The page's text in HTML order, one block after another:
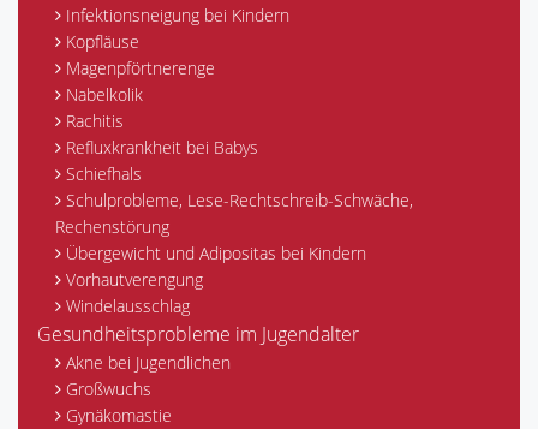
Infektionsneigung bei Kindern
Kopfläuse
Magenpförtnerenge
Nabelkolik
Rachitis
Refluxkrankheit bei Babys
Schiefhals
Schulprobleme, Lese-Rechtschreib-Schwäche,
Rechenstörung
Übergewicht und Adipositas bei Kindern
Vorhautverengung
Windelausschlag
Gesundheitsprobleme im Jugendalter
Akne bei Jugendlichen
Großwuchs
Gynäkomastie